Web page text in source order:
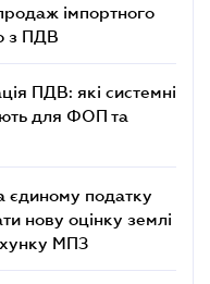
імпортного
з ПДВ
ПДВ: які системні
для ФОП та
податку
нову оцінку землі
МПЗ